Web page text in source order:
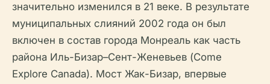
значительно изменился в 21 веке. В результате
муниципальных слияний 2002 года он был
включен в состав города Монреаль как часть
района Иль-Бизар–Сент-Женевьев (Come
Explore Canada). Мост Жак-Бизар, впервые